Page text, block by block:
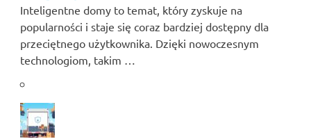
Inteligentne domy to temat, który zyskuje na
popularności i staje się coraz bardziej dostępny dla
przeciętnego użytkownika. Dzięki nowoczesnym
technologiom, takim …